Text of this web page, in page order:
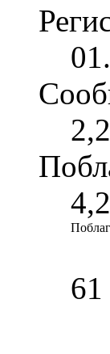
61